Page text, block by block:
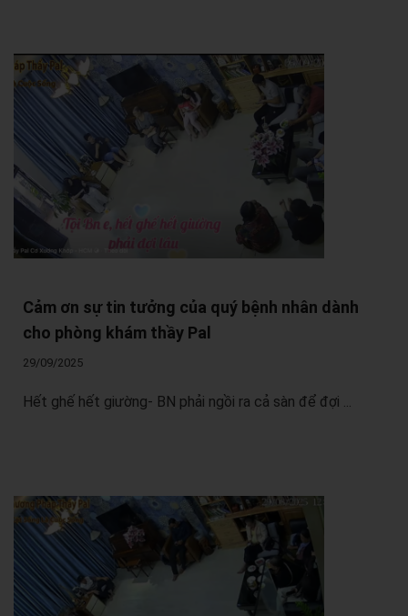
Cảm ơn sự tin tưởng của quý bệnh nhân dành
cho phòng khám thầy Pal
29/09/2025
Hết ghế hết giường- BN phải ngồi ra cả sàn để đợi ...